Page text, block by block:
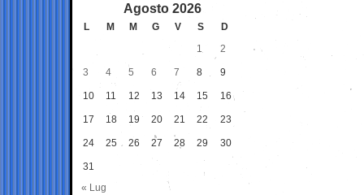
Agosto 2026
L M M G V S
D
1
2
3 4 5 6 7 8 9
10 11 12 13 14 15 16
17 18 19 20 21 22 23
24 25 26 27 28 29 30
31
« Lug